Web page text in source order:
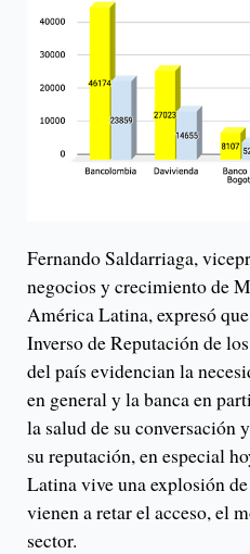
Fernando Saldarriaga,
negocios y crecimiento de
América Latina, expresó
Inverso de Reputación de
del país evidencian la
en general y la banca en
la salud de su conversación
su reputación, en especial
Latina vive una explosión
vienen a retar el acceso, el
sector.